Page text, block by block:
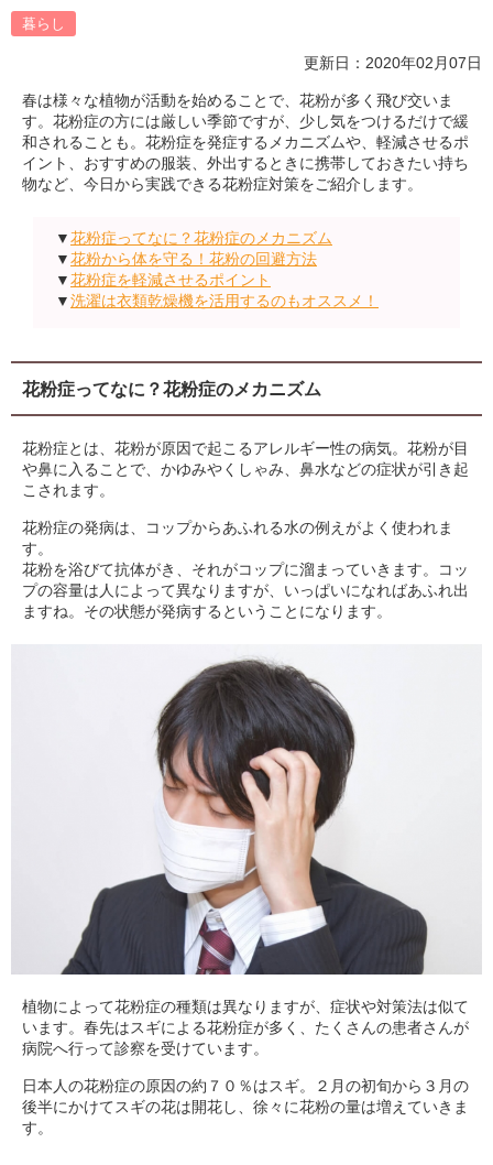
暮らし
更新日：2020年02月07日
春は様々な植物が活動を始めることで、花粉が多く飛び交いま
す。花粉症の方には厳しい季節ですが、少し気をつけるだけで緩
和されることも。花粉症を発症するメカニズムや、軽減させるポ
イント、おすすめの服装、外出するときに携帯しておきたい持ち
物など、今日から実践できる花粉症対策をご紹介します。
▼花粉症ってなに？花粉症のメカニズム
▼花粉から体を守る！花粉の回避方法
▼花粉症を軽減させるポイント
▼洗濯は衣類乾燥機を活用するのもオススメ！
花粉症ってなに？花粉症のメカニズム
花粉症とは、花粉が原因で起こるアレルギー性の病気。花粉が目
や鼻に入ることで、かゆみやくしゃみ、鼻水などの症状が引き起
こされます。
花粉症の発病は、コップからあふれる水の例えがよく使われま
す。
花粉を浴びて抗体がき、それがコップに溜まっていきます。コッ
プの容量は人によって異なりますが、いっぱいになればあふれ出
ますね。その状態が発病するということになります。
植物によって花粉症の種類は異なりますが、症状や対策法は似て
います。春先はスギによる花粉症が多く、たくさんの患者さんが
病院へ行って診察を受けています。
日本人の花粉症の原因の約７０％はスギ。２月の初旬から３月の
後半にかけてスギの花は開花し、徐々に花粉の量は増えていきま
す。